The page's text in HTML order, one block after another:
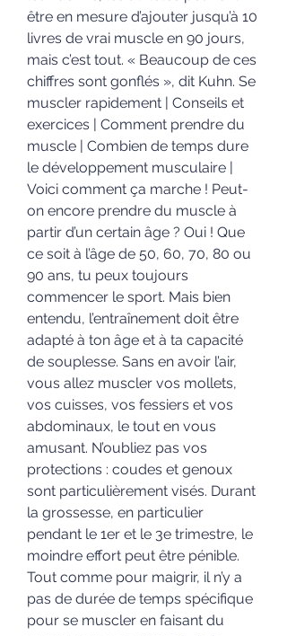
être en mesure d’ajouter jusqu’à 10
livres de vrai muscle en 90 jours,
mais c’est tout. « Beaucoup de ces
chiffres sont gonflés », dit Kuhn. Se
muscler rapidement | Conseils et
exercices | Comment prendre du
muscle | Combien de temps dure
le développement musculaire |
Voici comment ça marche ! Peut-
on encore prendre du muscle à
partir d’un certain âge ? Oui ! Que
ce soit à l’âge de 50, 60, 70, 80 ou
90 ans, tu peux toujours
commencer le sport. Mais bien
entendu, l’entraînement doit être
adapté à ton âge et à ta capacité
de souplesse. Sans en avoir l’air,
vous allez muscler vos mollets,
vos cuisses, vos fessiers et vos
abdominaux, le tout en vous
amusant. N’oubliez pas vos
protections : coudes et genoux
sont particulièrement visés. Durant
la grossesse, en particulier
pendant le 1er et le 3e trimestre, le
moindre effort peut être pénible.
Tout comme pour maigrir, il n’y a
pas de durée de temps spécifique
pour se muscler en faisant du